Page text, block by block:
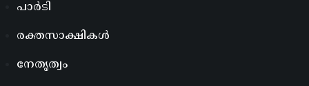
പാർടി
രക്തസാക്ഷികൾ
നേതൃത്വം